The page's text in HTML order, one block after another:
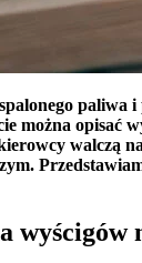
paliwa i
można opisać
walczą